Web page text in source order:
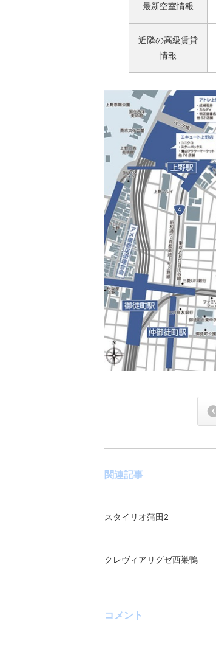
最新空室情報
近隣の高級賃貸
情報
関連記事
スタイリオ蒲田2
クレヴィアリグゼ西巣鴨
コメント